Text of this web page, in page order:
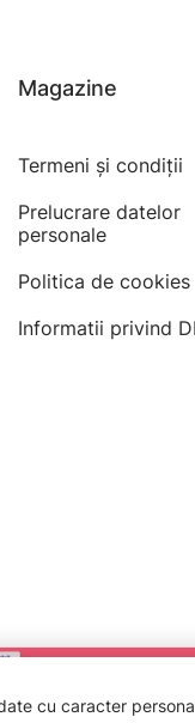
Magazine
Termeni şi condiţii
Prelucrare datelor
personale
Politica de cookies
Informatii privind
cu caracter